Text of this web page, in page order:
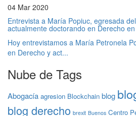
04 Mar 2020
Entrevista a María Popiuc, egresada
actualmente doctorando en Derecho
Hoy entrevistamos a María Petronela
en Derecho y act...
Nube de Tags
Abogacía agresion Blockchain blog
blog derecho brexit Buenos Centro